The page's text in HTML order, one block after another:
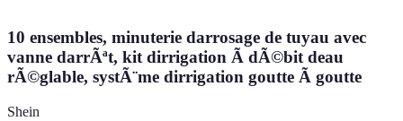
10 ensembles, minuterie darrosage de tuyau avec
vanne darrÃªt, kit dirrigation Ã dÃ©bit deau
rÃ©glable, systÃ¨me dirrigation goutte Ã goutte
Shein